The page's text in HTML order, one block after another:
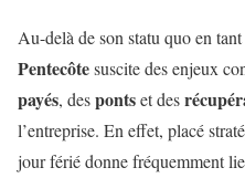
Au-delà de son statu quo en
Pentecôtesuscite des enjeux
payés, despontset des
l’entreprise. En effet, placé
jour férié donne fréquemment